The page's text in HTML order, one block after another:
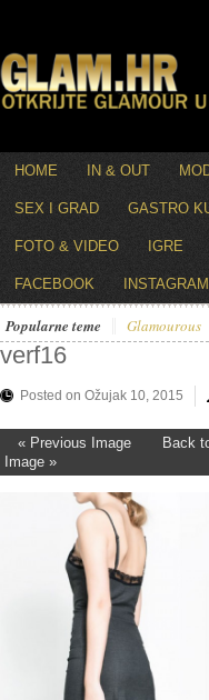
HOME IN & OUT
SEX I GRAD GASTRO
FOTO & VIDEO IGRE
FACEBOOK INSTAGRAM
Popularne teme Glamourous
verf16
Posted on Ožujak 10, 2015
« Previous Image Back
Image »